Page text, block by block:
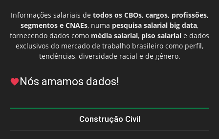
Informações salariais de todos os CBOs, cargos, profissões,
segmentos e CNAEs, numa pesquisa salarial big data,
fornecendo dados como média salarial, piso salarial e dados
exclusivos do mercado de trabalho brasileiro como perfil,
tendências, diversidade racial e de gênero.
Nós amamos dados!
Construção Civil